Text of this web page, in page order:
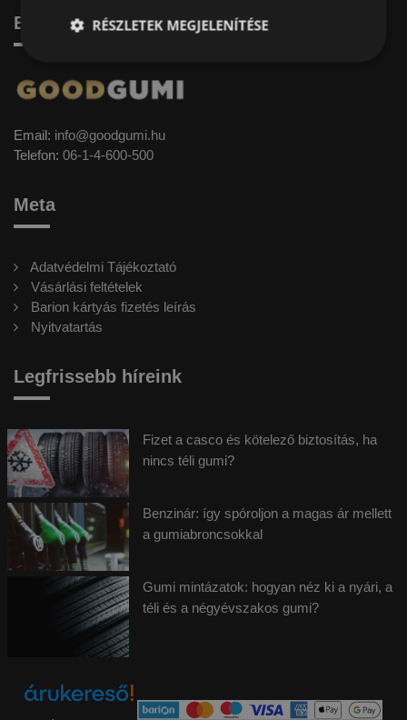
Elérhetőség
Email: info@goodgumi.hu
Telefon: 06-1-4-600-500
Meta
Adatvédelmi Tájékoztató
Vásárlási feltételek
Barion kártyás fizetés leírás
Nyitvatartás
Legfrissebb híreink
Fizet a casco és kötelező biztosítás, ha
nincs téli gumi?
Benzinár: így spóroljon a magas ár mellett
a gumiabroncsokkal
Gumi mintázatok: hogyan néz ki a nyári, a
téli és a négyévszakos gumi?
RÉSZLETEK MEGJELENÍTÉSE